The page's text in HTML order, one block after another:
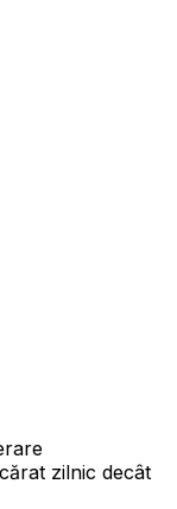
zilnic decât